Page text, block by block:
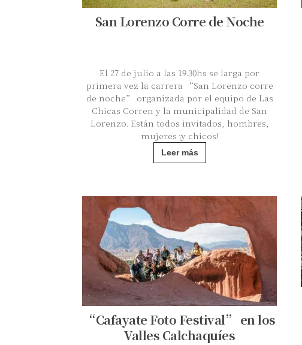
San Lorenzo Corre de Noche
El 27 de julio a las 19.30hs se larga por
primera vez la carrera “San Lorenzo corre
de noche” organizada por el equipo de Las
Chicas Corren y la municipalidad de San
Lorenzo. Están todos invitados, hombres,
mujeres ¡y chicos!
Leer más
“Cafayate Foto Festival” en los
Valles Calchaquíes